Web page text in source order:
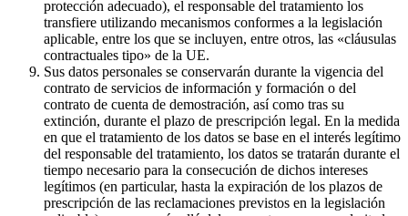
protección adecuado), el responsable del tratamiento los
transfiere utilizando mecanismos conformes a la legislación
aplicable, entre los que se incluyen, entre otros, las «cláusulas
contractuales tipo» de la UE.
Sus datos personales se conservarán durante la vigencia del
contrato de servicios de información y formación o del
contrato de cuenta de demostración, así como tras su
extinción, durante el plazo de prescripción legal. En la medida
en que el tratamiento de los datos se base en el interés legítimo
del responsable del tratamiento, los datos se tratarán durante el
tiempo necesario para la consecución de dichos intereses
legítimos (en particular, hasta la expiración de los plazos de
prescripción de las reclamaciones previstos en la legislación